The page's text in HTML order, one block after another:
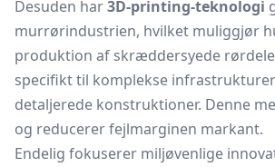
Desuden har3D-printing-teknologi
murrørindustrien, hvilket muliggjør
produktion af skræddersyede
specifikt til komplekse
detaljerede konstruktioner. Denne
og reducerer fejlmarginen markant.
Endelig fokuserer miljøvenlige